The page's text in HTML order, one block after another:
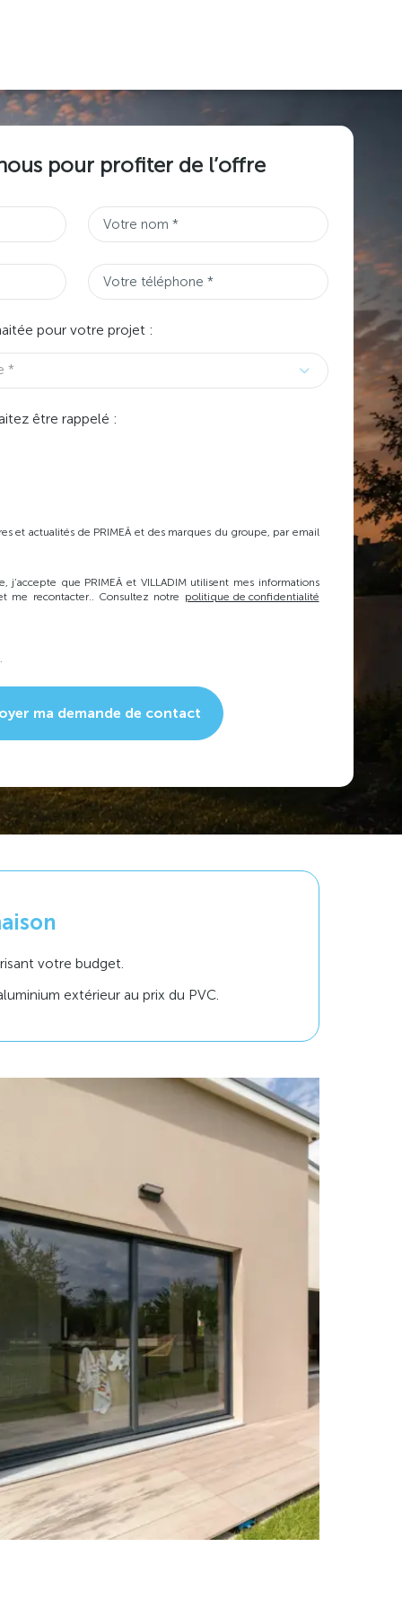
pour profiter de l’offre
pour votre projet :
*
être rappelé :
et actualités de PRIMEÂ et des marques du groupe, par email
j’accepte que PRIMEÂ et VILLADIM utilisent mes informations
me recontacter.. Consultez notre politique de confidentialité
ma demande de contact
votre budget.
extérieur au prix du PVC.